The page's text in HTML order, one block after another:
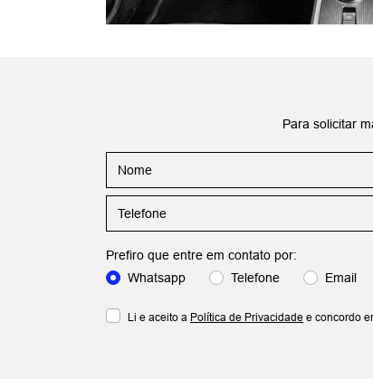
Para solicitar
Prefiro que entre em contato por:
Whatsapp
Telefone Email
Li e aceito a Política de Privacidade e concordo